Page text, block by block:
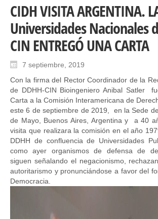
CIDH VISITA ARGENTINA.
Universidades Nacionales
CIN ENTREGÓ UNA CARTA
7 septiembre, 2019
Con la firma del Rector Coordinador de la
de DDHH-CIN Bioingeniero Anibal Satler
Carta a la Comisión Interamericana de
este 6 de septiembre de 2019, en la Sede
de Mayo, Buenos Aires, Argentina y a 40
visita que realizara la comisión en el año
DDHH de confluencia de Universidades
como ayer organismos de defensa de
siguen señalando el negacionismo,
autoritarismo y pronunciándose a favor del
Democracia.